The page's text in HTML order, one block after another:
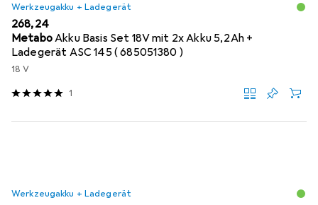
Werkzeugakku + Ladegerät
EUR
268,24
MetaboAkku Basis Set 18V mit 2x Akku 5,2Ah +
Ladegerät ASC 145 ( 685051380 )
18 V
1
Werkzeugakku + Ladegerät